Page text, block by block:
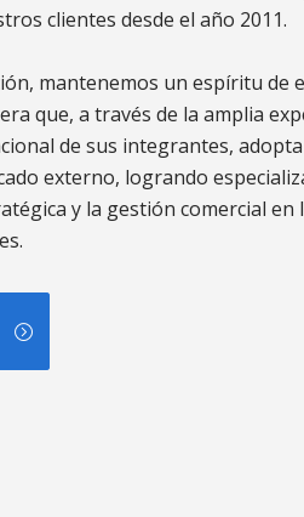
clientes desde el año 2011.
mantenemos un espíritu de
que, a través de la amplia
de sus integrantes,
externo, logrando
y la gestión comercial en